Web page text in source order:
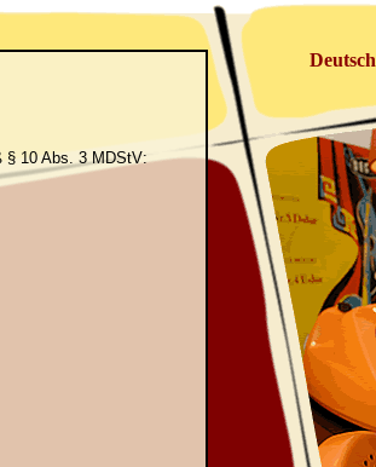
§ 10 Abs. 3 MDStV:
Deutsch